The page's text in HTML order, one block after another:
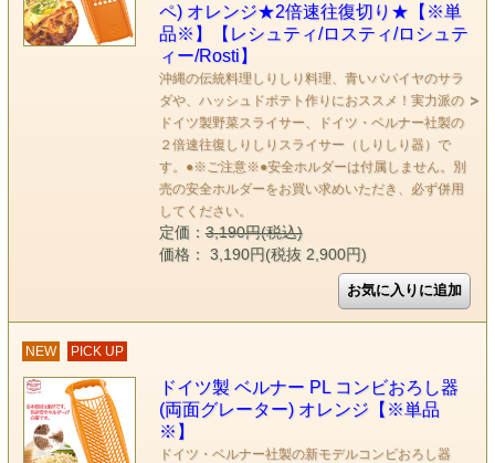
ペ) オレンジ★2倍速往復切り★【※単
品※】【レシュティ/ロスティ/ロシュテ
ィー/Rosti】
沖縄の伝統料理しりしり料理、青いパパイヤのサラ
ダや、ハッシュドポテト作りにおススメ！実力派の
ドイツ製野菜スライサー、ドイツ・ベルナー社製の
２倍速往復しりしりスライサー（しりしり器）で
す。●※ご注意※●安全ホルダーは付属しません。別
売の安全ホルダーをお買い求めいただき、必ず併用
してください。
定価：3,190円(税込)
価格： 3,190円(税抜 2,900円)
NEW PICK UP
ドイツ製 ベルナー PL コンビおろし器
(両面グレーター) オレンジ【※単品
※】
ドイツ・ベルナー社製の新モデルコンビおろし器